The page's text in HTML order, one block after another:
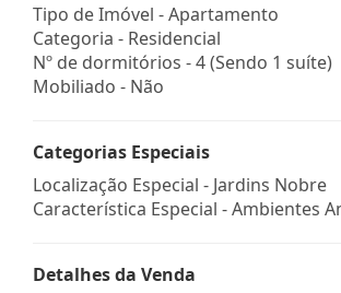
Tipo de Imóvel - Apartamento
Categoria - Residencial
Nº de dormitórios - 4 (Sendo 1 suíte)
Mobiliado - Não
Categorias Especiais
Localização Especial - Jardins Nobre
Característica Especial - Ambientes
Detalhes da Venda